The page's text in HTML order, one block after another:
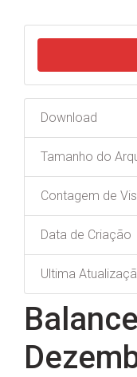
Download
Tamanho do
Contagem de
Data de Criação
Ultima